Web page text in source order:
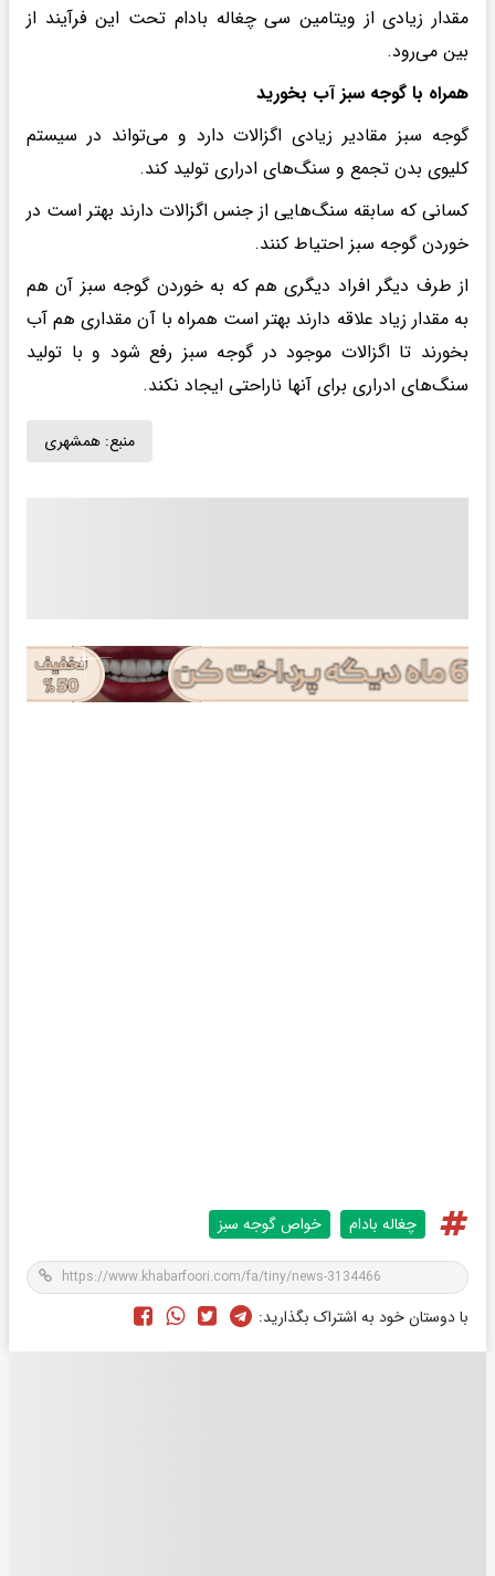
مقدار زیادی از ویتامین سی چغاله بادام تحت این فرآیند از
بین می‌رود.
همراه با گوجه سبز آب بخورید
گوجه سبز مقادیر زیادی اگزالات دارد و می‌تواند در سیستم
کلیوی بدن تجمع و سنگ‌های ادراری تولید کند.
کسانی که سابقه سنگ‌هایی از جنس اگزالات دارند بهتر است در
خوردن گوجه سبز احتیاط کنند.
از طرف دیگر افراد دیگری هم که به خوردن گوجه سبز آن هم
به مقدار زیاد علاقه دارند بهتر است همراه با آن مقداری هم آب
بخورند تا اگزالات موجود در گوجه سبز رفع شود و با تولید
سنگ‌های ادراری برای آنها ناراحتی ایجاد نکند.
منبع: همشهری
چغاله بادام خواص گوجه سبز
با دوستان خود به اشتراک بگذارید: